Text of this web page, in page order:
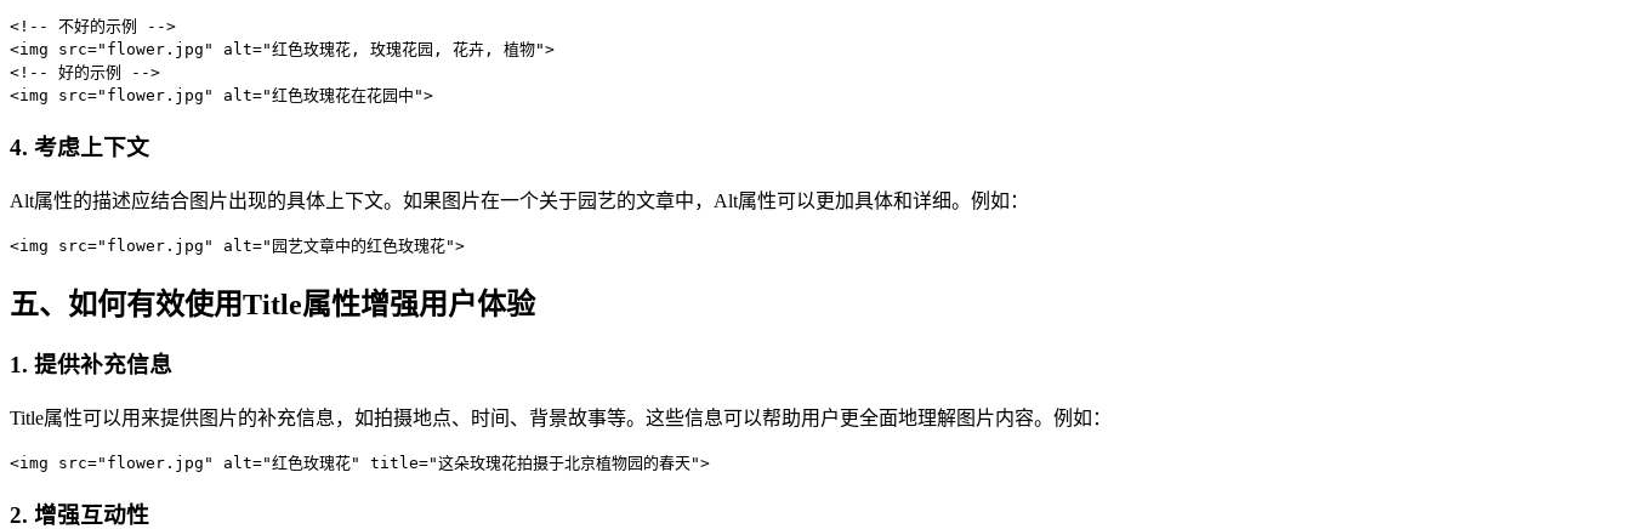
<!-- 不好的示例 -->
<img src="flower.jpg" alt="红色玫瑰花, 玫瑰花园, 花卉, 植物">
<!-- 好的示例 -->
<img src="flower.jpg" alt="红色玫瑰花在花园中">
4. 考虑上下文
Alt属性的描述应结合图片出现的具体上下文。如果图片在一个关于园艺的文章中，Alt属性可以更加具体和详细。例如：
<img src="flower.jpg" alt="园艺文章中的红色玫瑰花">
五、如何有效使用Title属性增强用户体验
1. 提供补充信息
Title属性可以用来提供图片的补充信息，如拍摄地点、时间、背景故事等。这些信息可以帮助用户更全面地理解图片内容。例如：
<img src="flower.jpg" alt="红色玫瑰花" title="这朵玫瑰花拍摄于北京植物园的春天">
2. 增强互动性